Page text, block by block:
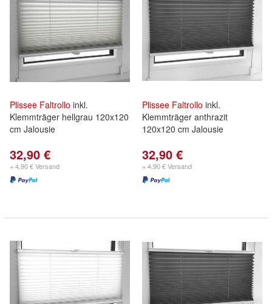
Plissee Faltrollo inkl.
Klemmträger hellgrau 120x120
cm Jalousie
32,90 €
+ 4,90 € Versand
Plissee Faltrollo inkl.
Klemmträger anthrazit
120x120 cm Jalousie
32,90 €
+ 4,90 € Versand